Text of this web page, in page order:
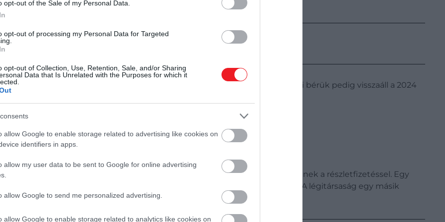
opt-out of the Sale of my Personal Data.
opt-out of processing my Personal Data for Targeted
opt-out of Collection, Use, Retention, Sale, and/or Sharing
Data that Is Unrelated with the Purposes for which it
allow Google to enable storage related to advertising like cookies on
identifiers in apps.
allow my user data to be sent to Google for online advertising
allow Google to send me personalized advertising.
allow Google to enable storage related to analytics like cookies on
a nyáron, ahol 10 éve nem járt a légitársaság
az USO tagjait, hogy öt hónapnyi fizetésemelést kell visszafizetniük, a havi bérük pedig visszaáll a 2024
összegét havi részletekben vonja majd le, amennyiben élni szeretnének a részletfizetéssel. Egy
(1 millió 550 ezer forint) kell visszafizetnie, és a havi fizetése is csökkent. A légitársaság egy másik
helyzetként” jellemezte az esetet.